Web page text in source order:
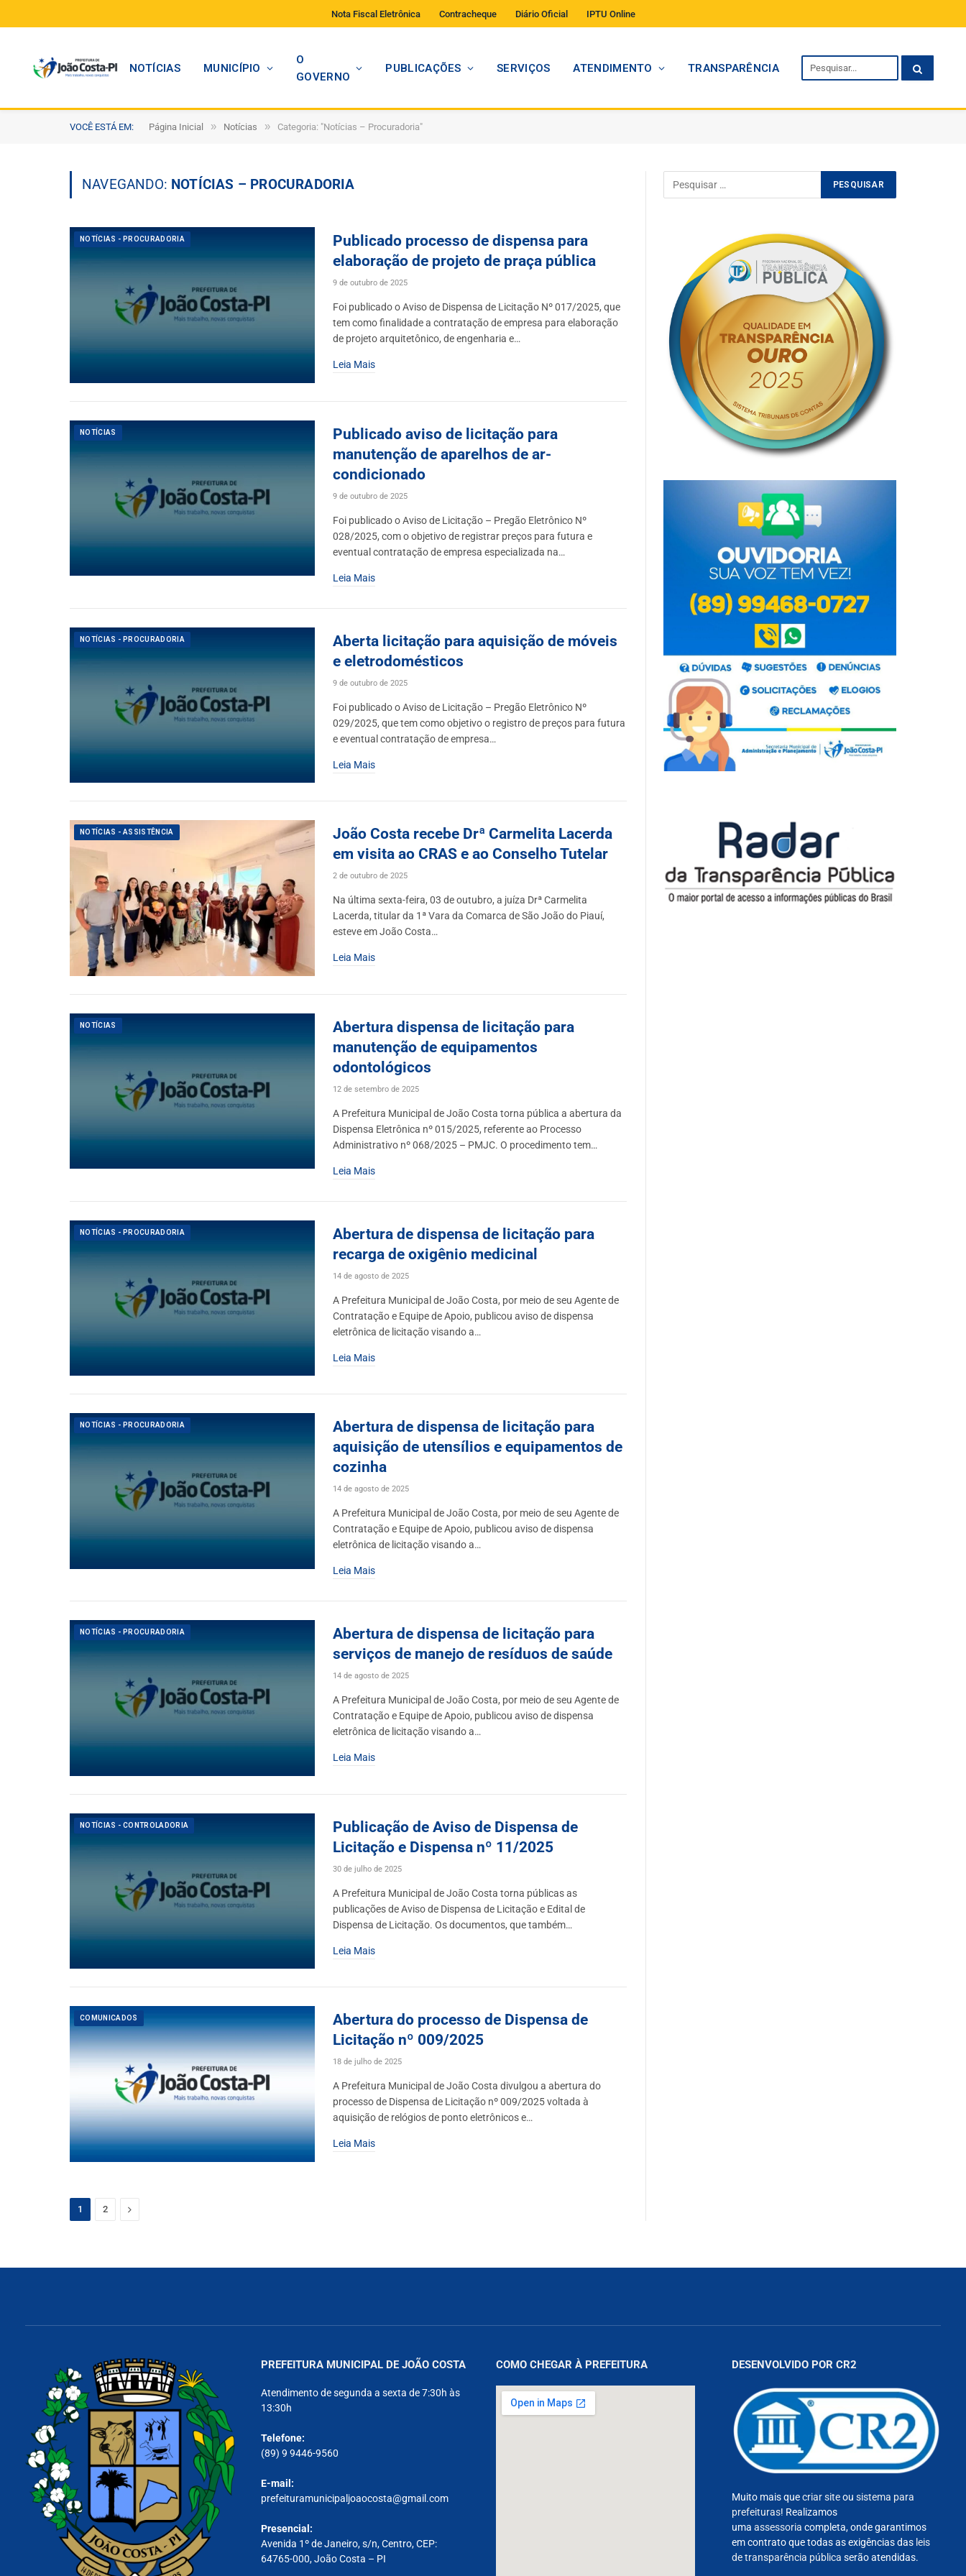
Nota Fiscal Eletrônica Contracheque Diário Oficial IPTU Online
NOTÍCIAS MUNICÍPIO
O
GOVERNO
PUBLICAÇÕES SERVIÇOS ATENDIMENTO TRANSPARÊNCIA
VOCÊ ESTÁ EM: Página Inicial » Notícias » Categoria: "Notícias – Procuradoria"
NAVEGANDO: NOTÍCIAS – PROCURADORIA
NOTÍCIAS - PROCURADORIA
Publicado processo de dispensa para
elaboração de projeto de praça pública
9 de outubro de 2025
Foi publicado o Aviso de Dispensa de Licitação Nº 017/2025, que
tem como finalidade a contratação de empresa para elaboração
de projeto arquitetônico, de engenharia e…
Leia Mais
NOTÍCIAS
Publicado aviso de licitação para
manutenção de aparelhos de ar-
condicionado
9 de outubro de 2025
Foi publicado o Aviso de Licitação – Pregão Eletrônico Nº
028/2025, com o objetivo de registrar preços para futura e
eventual contratação de empresa especializada na…
Leia Mais
NOTÍCIAS - PROCURADORIA
Aberta licitação para aquisição de móveis
e eletrodomésticos
9 de outubro de 2025
Foi publicado o Aviso de Licitação – Pregão Eletrônico Nº
029/2025, que tem como objetivo o registro de preços para futura
e eventual contratação de empresa…
Leia Mais
NOTÍCIAS - ASSISTÊNCIA
João Costa recebe Drª Carmelita Lacerda
em visita ao CRAS e ao Conselho Tutelar
2 de outubro de 2025
Na última sexta-feira, 03 de outubro, a juíza Drª Carmelita
Lacerda, titular da 1ª Vara da Comarca de São João do Piauí,
esteve em João Costa…
Leia Mais
NOTÍCIAS
Abertura dispensa de licitação para
manutenção de equipamentos
odontológicos
12 de setembro de 2025
A Prefeitura Municipal de João Costa torna pública a abertura da
Dispensa Eletrônica nº 015/2025, referente ao Processo
Administrativo nº 068/2025 – PMJC. O procedimento tem…
Leia Mais
NOTÍCIAS - PROCURADORIA
Abertura de dispensa de licitação para
recarga de oxigênio medicinal
14 de agosto de 2025
A Prefeitura Municipal de João Costa, por meio de seu Agente de
Contratação e Equipe de Apoio, publicou aviso de dispensa
eletrônica de licitação visando a…
Leia Mais
NOTÍCIAS - PROCURADORIA
Abertura de dispensa de licitação para
aquisição de utensílios e equipamentos de
cozinha
14 de agosto de 2025
A Prefeitura Municipal de João Costa, por meio de seu Agente de
Contratação e Equipe de Apoio, publicou aviso de dispensa
eletrônica de licitação visando a…
Leia Mais
NOTÍCIAS - PROCURADORIA
Abertura de dispensa de licitação para
serviços de manejo de resíduos de saúde
14 de agosto de 2025
A Prefeitura Municipal de João Costa, por meio de seu Agente de
Contratação e Equipe de Apoio, publicou aviso de dispensa
eletrônica de licitação visando a…
Leia Mais
NOTÍCIAS - CONTROLADORIA
Publicação de Aviso de Dispensa de
Licitação e Dispensa nº 11/2025
30 de julho de 2025
A Prefeitura Municipal de João Costa torna públicas as
publicações de Aviso de Dispensa de Licitação e Edital de
Dispensa de Licitação. Os documentos, que também…
Leia Mais
COMUNICADOS
Abertura do processo de Dispensa de
Licitação nº 009/2025
18 de julho de 2025
A Prefeitura Municipal de João Costa divulgou a abertura do
processo de Dispensa de Licitação nº 009/2025 voltada à
aquisição de relógios de ponto eletrônicos e…
Leia Mais
1 2 Next
PREFEITURA MUNICIPAL DE JOÃO COSTA
Atendimento de segunda a sexta de 7:30h às
13:30h
Telefone:
(89) 9 9446-9560
E-mail:
prefeituramunicipaljoaocosta@gmail.com
Presencial:
Avenida 1º de Janeiro, s/n, Centro, CEP:
64765-000, João Costa – PI
COMO CHEGAR À PREFEITURA DESENVOLVIDO POR CR2
Muito mais quecriar siteou sistema para
prefeituras! Realizamos
uma assessoria completa, onde garantimos
em contrato que todas as exigências das leis
de transparência pública serão atendidas.